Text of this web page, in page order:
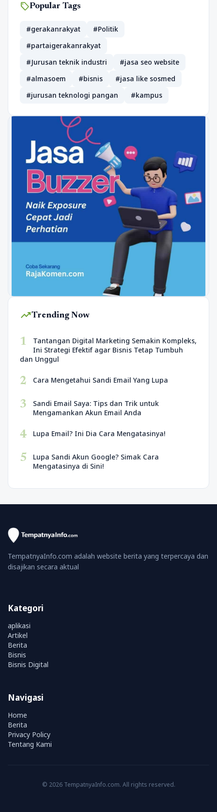
sellPopular Tags
#gerakanrakyat
#Politik
#partaigerakanrakyat
#Jurusan teknik industri
#jasa seo website
#almasoem
#bisnis
#jasa like sosmed
#jurusan teknologi pangan
#kampus
trending_upTrending Now
1
Tantangan Digital Marketing Semakin Kompleks,
Ini Strategi Efektif agar Bisnis Tetap Tumbuh
dan Unggul
2 Cara Mengetahui Sandi Email Yang Lupa
3
Sandi Email Saya: Tips dan Trik untuk
Mengamankan Akun Email Anda
4 Lupa Email? Ini Dia Cara Mengatasinya!
5
Lupa Sandi Akun Google? Simak Cara
Mengatasinya di Sini!
TempatnyaInfo.com adalah website berita yang terpercaya dan
disajikan secara aktual
Kategori
aplikasi
Artikel
Berita
Bisnis
Bisnis Digital
Navigasi
Home
Berita
Privacy Policy
Tentang Kami
© 2026 TempatnyaInfo.com. All rights reserved.